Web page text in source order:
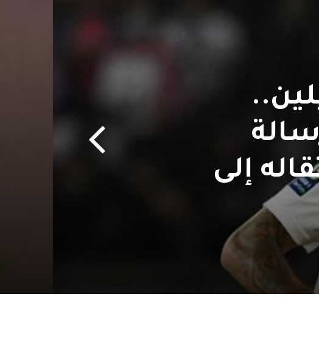
إلى